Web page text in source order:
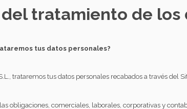
tratamiento de los
tus datos personales?
trataremos tus datos personales recabados a través del
obligaciones, comerciales, laborales, corporativas y